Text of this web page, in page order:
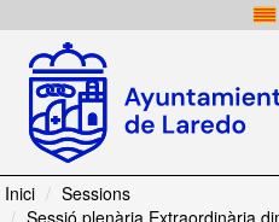
Inici
Sessions
Sessió plenària Extraordinària